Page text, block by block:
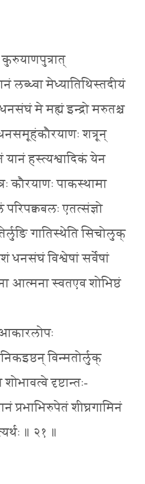
लब्ध्वा मेध्यातिथिस्तदीयं
मे मह्यं इन्द्रो मरुतश्च
शत्रून्
यानं हस्त्यश्वादिकं येन
कौरयाणः पाकस्थामा
एतत्संज्ञो
गातिस्थेति सिचोलुक्
धनसंघं विश्वेषां सर्वेषां
आत्मना स्वतएव शोभिष्ठं
विन्मतोर्लुक्
दृष्टान्तः-
प्रभाभिरुपेतं शीघ्रगामिनं
॥ २१ ॥